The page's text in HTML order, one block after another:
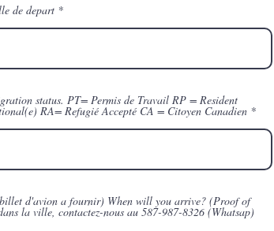
de depart
status. PT= Permis de Travail RP = Resident
RA= Refugié Accepté CA = Citoyen Canadien
d'avion a fournir) When will you arrive? (Proof of
la ville, contactez-nous au 587-987-8326 (Whatsap)